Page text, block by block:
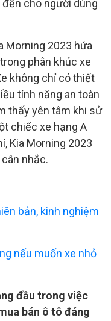
cho người dùng
Morning 2023 hứa
phân khúc xe
không chỉ có thiết
tính năng an toàn
thấy yên tâm khi sử
chiếc xe hạng A
Kia Morning 2023
nhắc.
bản, kinh nghiệm
nếu muốn xe nhỏ
đầu trong việc
bán ô tô đáng